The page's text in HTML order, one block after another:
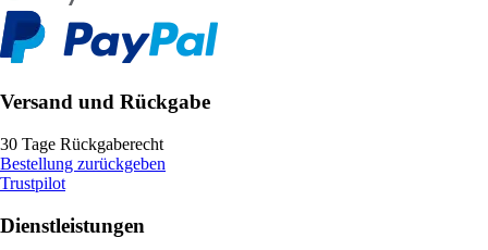
Versand und Rückgabe
30 Tage Rückgaberecht
Bestellung zurückgeben
Trustpilot
Dienstleistungen